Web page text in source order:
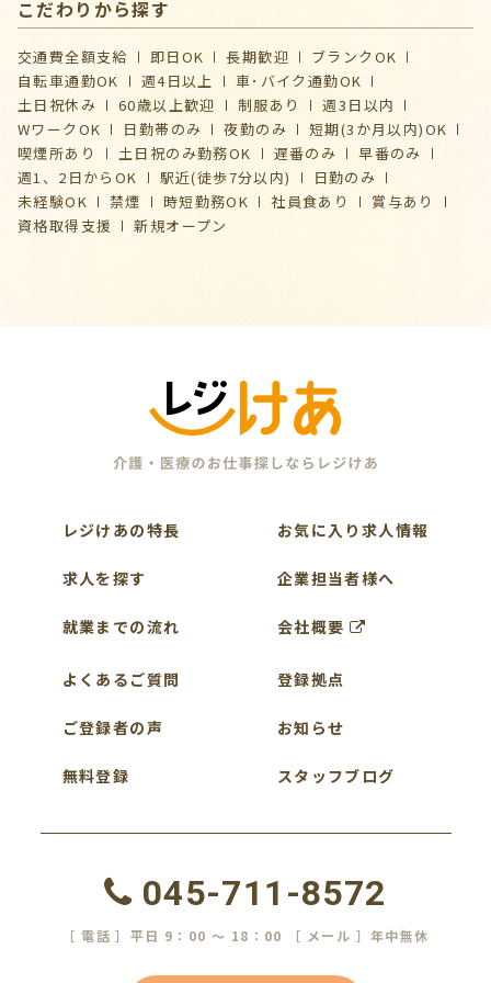
こだわりから探す
交通費全額支給 即日OK 長期歓迎
ブランクOK
自転車通勤OK
週4日以上
車･バイク通勤OK
土日祝休み
60歳以上歓迎 制服あり
週3日以内
WワークOK
日勤帯のみ 夜勤のみ
短期(3か月以内)OK
喫煙所あり
土日祝のみ勤務OK 遅番のみ
早番のみ
週1、2日からOK
駅近(徒歩7分以内)
日勤のみ
未経験OK
禁煙 時短勤務OK 社員食あり
賞与あり
資格取得支援
新規オープン
レジけあの特長
求人を探す
就業までの流れ
よくあるご質問
ご登録者の声
無料登録
お気に入り求人情報
企業担当者様へ
会社概要
登録拠点
お知らせ
スタッフブログ
045-711-8572
［ 電話 ］平日 9：00 ～ 18：00 ［ メール ］年中無休